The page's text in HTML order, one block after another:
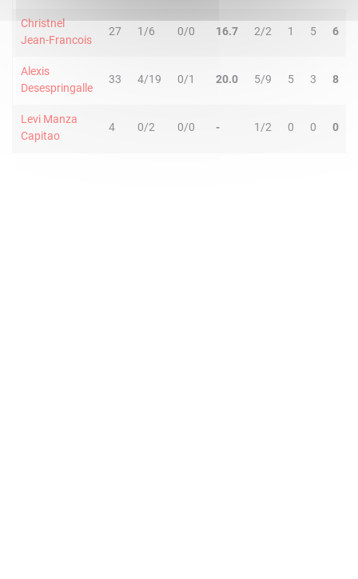
Christnel
Jean-Francois
27 1/6 0/0 16.7 2/2 1 5 6
Alexis
Desespringalle
33 4/19 0/1 20.0 5/9 5 3 8
Levi Manza
Capitao
4 0/2 0/0 - 1/2 0 0 0